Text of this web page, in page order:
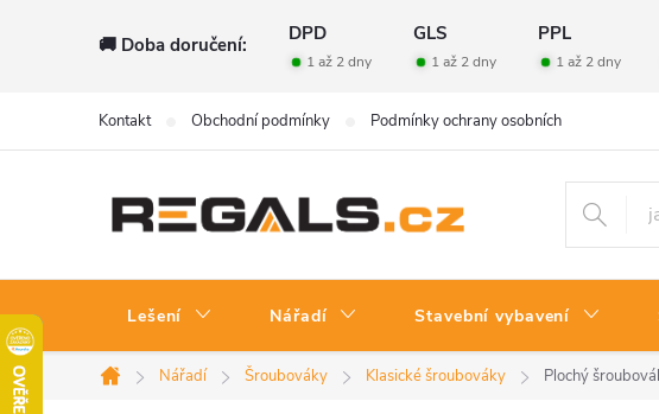
🚚 Doba doručení: DPD GLS PPL
1 až 2 dny 1 až 2 dny 1 až 2 dny
Kontakt Obchodní podmínky Podmínky ochrany osobních údajů
Lešení Nářadí Stavební vybavení
Domů
Nářadí Šroubováky Klasické šroubováky Plochý